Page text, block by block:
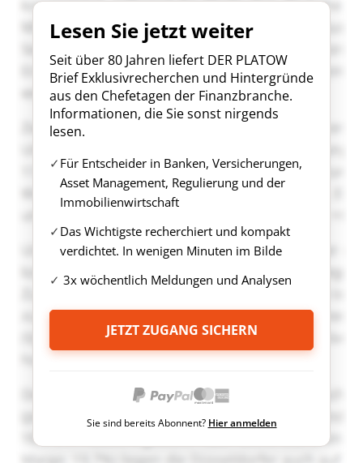
Lesen Sie jetzt weiter
Seit über 80 Jahren liefert DER PLATOW
Brief Exklusivrecherchen und Hintergründe
aus den Chefetagen der Finanzbranche.
Informationen, die Sie sonst nirgends
lesen.
Für Entscheider in Banken, Versicherungen,
Asset Management, Regulierung und der
Immobilienwirtschaft
Das Wichtigste recherchiert und kompakt
verdichtet. In wenigen Minuten im Bilde
3x wöchentlich Meldungen und Analysen
JETZT ZUGANG SICHERN
Sie sind bereits Abonnent? Hier anmelden